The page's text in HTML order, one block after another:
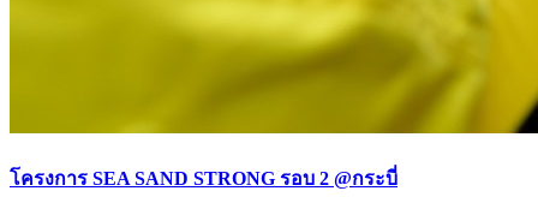
โครงการ SEA SAND STRONG รอบ 2 @กระบี่